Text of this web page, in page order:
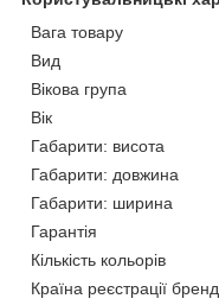
Вага товару
Вид
Вікова група
Вік
Габарити: висота
Габарити: довжина
Габарити: ширина
Гарантія
Кількість кольорів
Країна реєстрації